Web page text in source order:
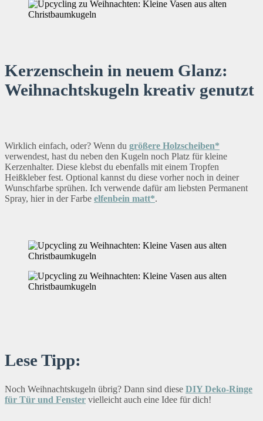
Kerzenschein in neuem Glanz:
Weihnachtskugeln kreativ genutzt
Wirklich einfach, oder? Wenn du größere Holzscheiben*
verwendest, hast du neben den Kugeln noch Platz für kleine
Kerzenhalter. Diese klebst du ebenfalls mit einem Tropfen
Heißkleber fest. Optional kannst du diese vorher noch in deiner
Wunschfarbe sprühen. Ich verwende dafür am liebsten Permanent
Spray, hier in der Farbe elfenbein matt*.
Lese Tipp:
Noch Weihnachtskugeln übrig? Dann sind diese DIY Deko-Ringe
für Tür und Fenster vielleicht auch eine Idee für dich!